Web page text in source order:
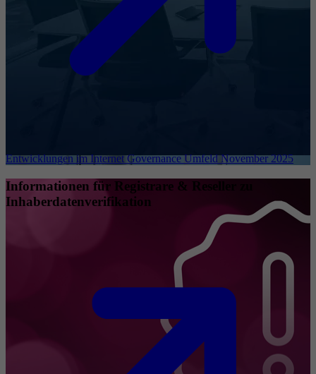
Entwicklungen im Internet Governance Umfeld November 2025
Informationen für Registrare & Reseller zu
Inhaberdatenverifikation